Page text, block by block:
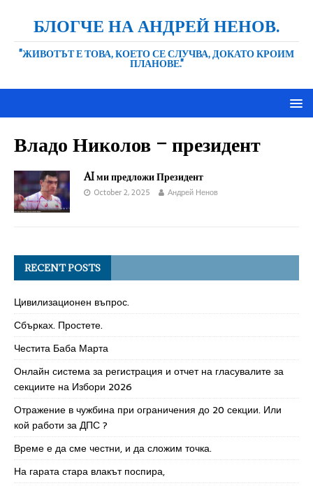
БЛОГЧЕ НА АНДРЕЙ НЕНОВ.
"ЖИВОТЪТ Е ТОВА, КОЕТО СЕ СЛУЧВА, ДОКАТО КРОИМ
ПЛАНОВЕ."
Владо Николов – президент
AI ми предложи Президент
October 2, 2025 Андрей Ненов
RECENT POSTS
Цивилизационен въпрос.
Сбърках. Простете.
Честита Баба Марта
Онлайн система за регистрация и отчет на гласувалите за
секциите на Избори 2026
Отражение в чужбина при ограничения до 20 секции. Или
кой работи за ДПС ?
Време е да сме честни, и да сложим точка.
На гарата стара влакът поспира,